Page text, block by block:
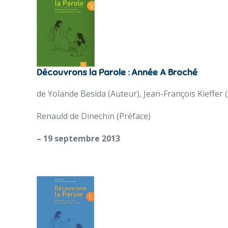
Découvrons la Parole : Année A Broché
de Yolande Besida (Auteur), Jean-François
Renauld de Dinechin (Préface)
– 19 septembre 2013